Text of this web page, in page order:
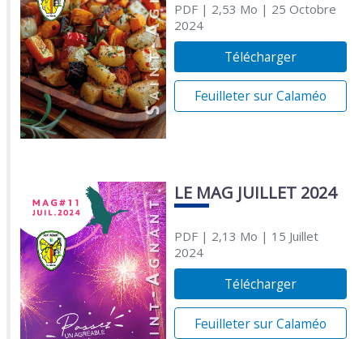
PDF| 2,53 Mo | 25 Octobre
2024
Télécharger
Feuilleter sur Calaméo
LE MAG JUILLET 2024
PDF| 2,13 Mo | 15 Juillet
2024
Télécharger
Feuilleter sur Calaméo